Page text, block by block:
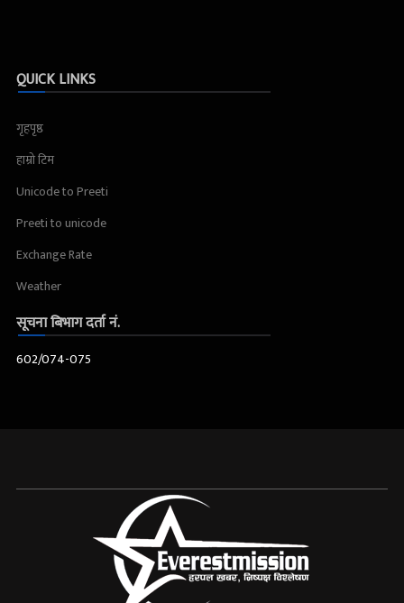
QUICK LINKS
गृहपृष्ठ
हाम्रो टिम
Unicode to Preeti
Preeti to unicode
Exchange Rate
Weather
सूचना बिभाग दर्ता नं.
602/074-075